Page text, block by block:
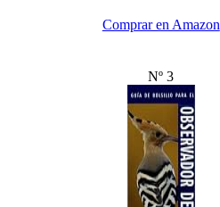
Comprar en Amazon
Nº 3